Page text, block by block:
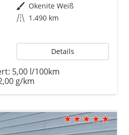
Außenfarbe Okenite Weiß
Kilometerstand 1.490 km
Details
5,00 l/100km
g/km